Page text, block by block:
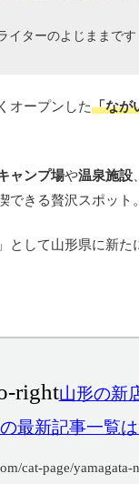
イターのよじままです
オープンした「なが
ャンプ場や温泉施設
できる贅沢スポット。
として山形県に新た
right山形の新
最新記事一覧
cat-page/yamagata-